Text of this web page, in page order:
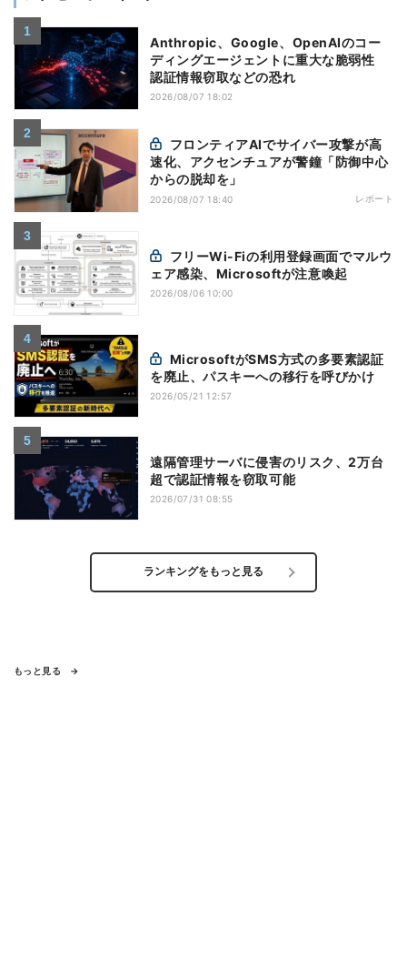
Anthropic、Google、OpenAIのコー
ディングエージェントに重大な脆弱性
認証情報窃取などの恐れ
2026/08/07 18:02
速化、アクセンチュアが警鐘「防御中心
からの脱却を」
2026/08/07 18:40 レポート
ェア感染、Microsoftが注意喚起
2026/08/06 10:00
を廃止、パスキーへの移行を呼びかけ
2026/05/21 12:57
遠隔管理サーバに侵害のリスク、2万台
超で認証情報を窃取可能
2026/07/31 08:55
ランキングをもっと見る
もっと見る